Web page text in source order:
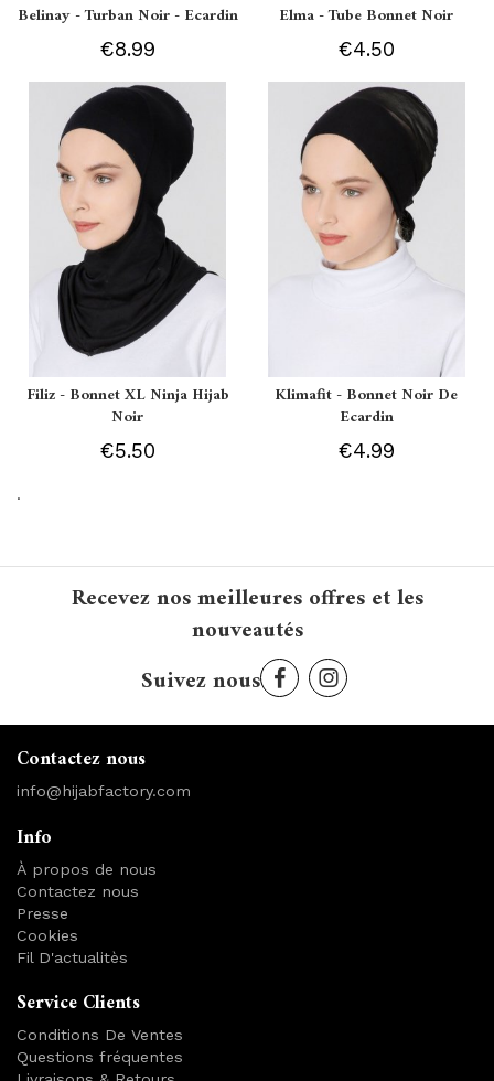
Belinay - Turban Noir - Ecardin
€8.99
Elma - Tube Bonnet Noir
€4.50
Filiz - Bonnet XL Ninja Hijab
Noir
€5.50
Klimafit - Bonnet Noir De
Ecardin
€4.99
.
Recevez nos meilleures offres et les
nouveautés
Suivez nous
Contactez nous
info@hijabfactory.com
Info
À propos de nous
Contactez nous
Presse
Cookies
Fil D'actualitès
Service Clients
Conditions De Ventes
Questions fréquentes